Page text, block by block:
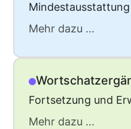
Mehr dazu ...
Fortsetzung und
Mehr dazu ...